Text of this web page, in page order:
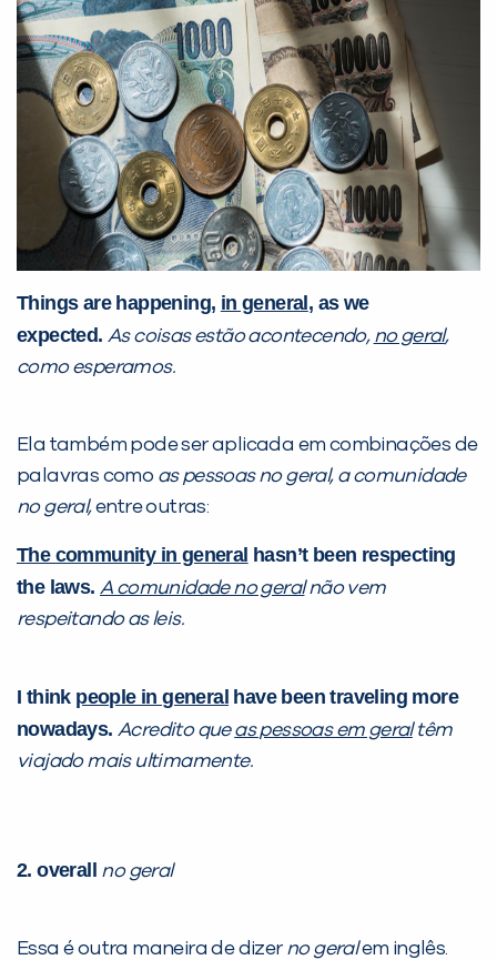
Things are happening, in general, as we
expected. As coisas estão acontecendo, no geral,
como esperamos.
Ela também pode ser aplicada em combinações de
palavras como as pessoas no geral, a comunidade
no geral,entre outras:
The community in general hasn’t been respecting
the laws. A comunidade no geralnão vem
respeitando as leis.
I think people in general have been traveling more
nowadays. Acredito queas pessoas em geraltêm
viajado mais ultimamente.
2. overall no geral
Essa é outra maneira de dizerno geralem inglês.
Você é aluno inFlux?
Sim Não
VOLTAR